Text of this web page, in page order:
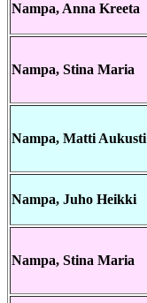
Nampa, Anna Kreeta
Nampa, Stina Maria
Nampa, Matti Aukusti
Nampa, Juho Heikki
Nampa, Stina Maria